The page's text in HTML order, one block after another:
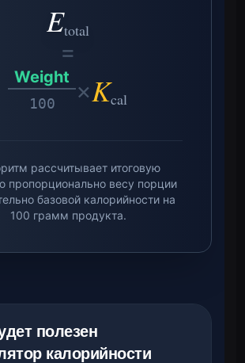
Etotal
=
Weight
100 ×Kcal
рассчитывает итоговую
пропорционально весу порции
базовой калорийности на
100 грамм продукта.
полезен
калорийности